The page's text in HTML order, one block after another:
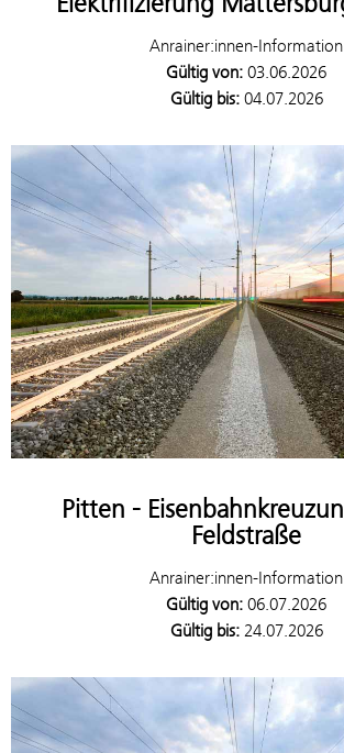
Anrainer:innen-Information
Gültig von: 03.06.2026
Gültig bis:04.07.2026
Pitten -
Feldstraße
Anrainer:innen-Information
Gültig von: 06.07.2026
Gültig bis:24.07.2026